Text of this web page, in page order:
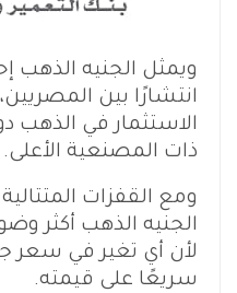
ويمثل الجنيه الذهب
انتشارًا بين
الاستثمار في
ذات المصنعية الأعلى.
ومع القفزات
الجنيه الذهب أكثر
سريعًا على قيمته.